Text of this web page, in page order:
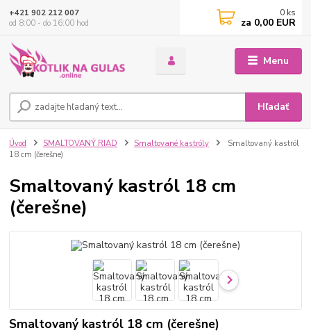
Menu
Hľadať
+421 902 212 007
od 8:00 - do 16:00 hod
0 ks
za 0,00 EUR
Úvod SMALTOVANÝ RIAD Smaltované kastróly
Smaltovaný kastról
18 cm (čerešne)
Smaltovaný kastról 18 cm
(čerešne)
Smaltovaný kastról 18 cm (čerešne)